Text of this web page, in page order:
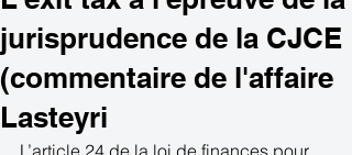
jurisprudence de la CJCE
(commentaire de l'affaire
Lasteyri
L’article 24 de la loi de finances pour